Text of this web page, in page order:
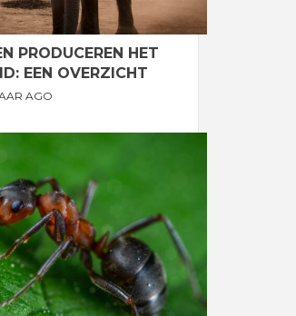
PRODUCEREN HET
EEN OVERZICHT
AGO